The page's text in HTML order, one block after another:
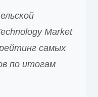
Market
самых
по итогам